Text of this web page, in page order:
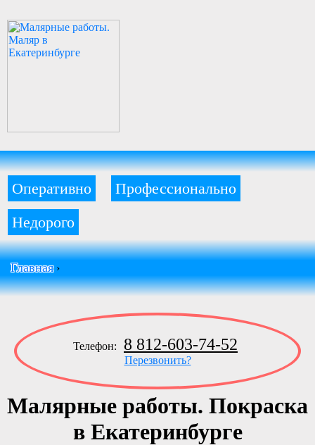
Оперативно
Профессионально
Недорого
Главная›
Телефон: 8 812-603-74-52
Перезвонить?
Малярные работы. Покраска
в Екатеринбурге